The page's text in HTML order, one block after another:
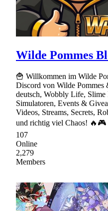
Wilde Pommes
🍟 Willkommen im Wilde
Discord von Wilde
deutsch, Wobbly Life,
Simulatoren, Events &
Videos, Streams, Secrets,
und richtig viel Chaos! 🔥🎮
107
Online
2,279
Members